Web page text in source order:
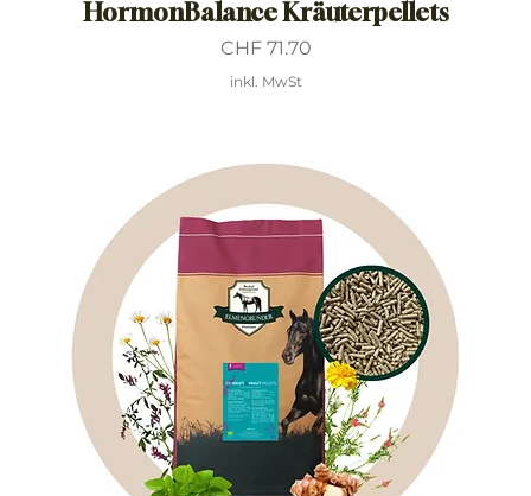
HormonBalance Kräuterpellets
Preis
CHF 71.70
inkl. MwSt